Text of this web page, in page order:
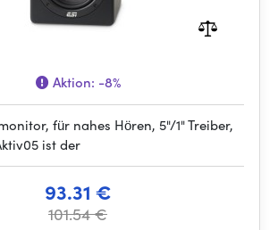
Aktion: -8%
für nahes Hören, 5"/1" Treiber,
ist der
93.31 €
101.54 €